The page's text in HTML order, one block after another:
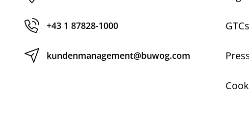
+43 1 87828-1000
kundenmanagement@buwog.com
GTCs